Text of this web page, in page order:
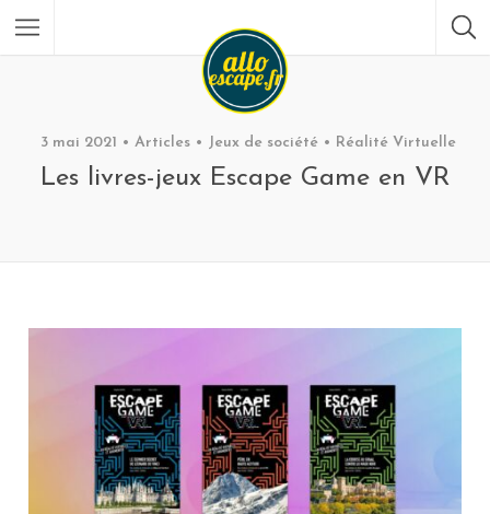
3 mai 2021 Articles Jeux de société Réalité Virtuelle
Les livres-jeux Escape Game en VR